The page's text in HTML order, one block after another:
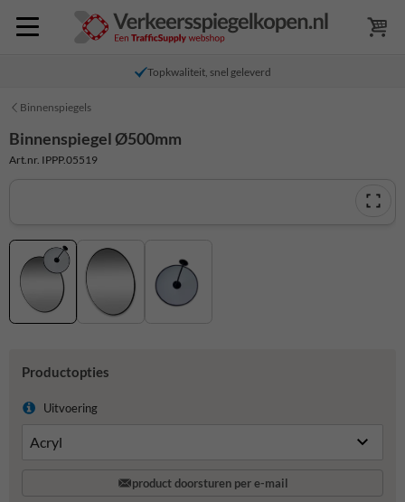
Topkwaliteit, snel geleverd
Binnenspiegels
Binnenspiegel Ø500mm
Art.nr. IPPP.05519
Productopties
Uitvoering
product doorsturen per e-mail